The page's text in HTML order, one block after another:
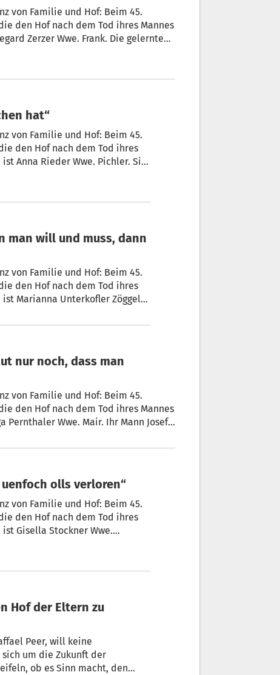
von Familie und Hof: Beim 45.
den Hof nach dem Tod ihres Mannes
Zerzer Wwe. Frank. Die gelernte
hat“
von Familie und Hof: Beim 45.
den Hof nach dem Tod ihres
Anna Rieder Wwe. Pichler. Sie
was man verbrochen hat.“
von Familie und Hof: Beim 45.
den Hof nach dem Tod ihres
Marianna Unterkofler Zöggeler
uns gerettet“, sagt die fünffache
von Familie und Hof: Beim 45.
den Hof nach dem Tod ihres Mannes
Wwe. Mair. Ihr Mann Josef
dreijährigen Tochter und einem
funktioniert“, erinnert sie sich.
uenfoch olls verloren“
von Familie und Hof: Beim 45.
den Hof nach dem Tod ihres
Gisella Stockner Wwe.
Peer, will keine
um die Zukunft der